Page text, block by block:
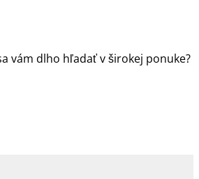
vám dlho hľadať v širokej ponuke?